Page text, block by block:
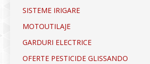
SISTEME IRIGARE
MOTOUTILAJE
GARDURI ELECTRICE
OFERTE PESTICIDE GLISSANDO